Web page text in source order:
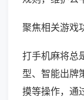
聚焦相关游戏
打手机麻将总
型、智能出牌
摸等操作，通